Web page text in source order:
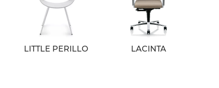
LITTLE PERILLO LACINTA